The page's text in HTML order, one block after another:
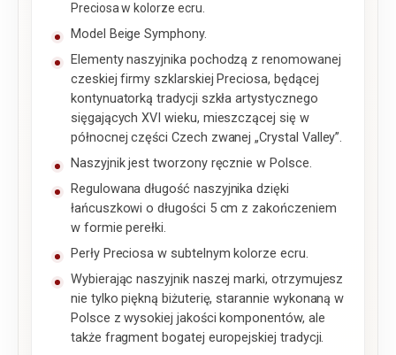
Preciosa w kolorze ecru.
Model Beige Symphony.
Elementy naszyjnika pochodzą z renomowanej
czeskiej firmy szklarskiej Preciosa, będącej
kontynuatorką tradycji szkła artystycznego
sięgających XVI wieku, mieszczącej się w
północnej części Czech zwanej „Crystal Valley”.
Naszyjnik jest tworzony ręcznie w Polsce.
Regulowana długość naszyjnika dzięki
łańcuszkowi o długości 5 cm z zakończeniem
w formie perełki.
Perły Preciosa w subtelnym kolorze ecru.
Wybierając naszyjnik naszej marki, otrzymujesz
nie tylko piękną biżuterię, starannie wykonaną w
Polsce z wysokiej jakości komponentów, ale
także fragment bogatej europejskiej tradycji.